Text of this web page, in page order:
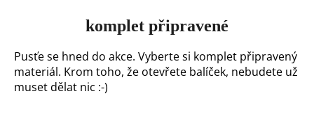
komplet připravené
Pusťe se hned do akce. Vyberte si komplet připravený
materiál. Krom toho, že otevřete balíček, nebudete už
muset dělat nic :-)
D
o
p
o